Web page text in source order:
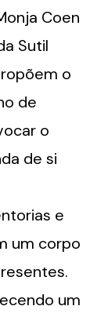
Coen
Sutil
o
de
o
de si
e
um corpo
um